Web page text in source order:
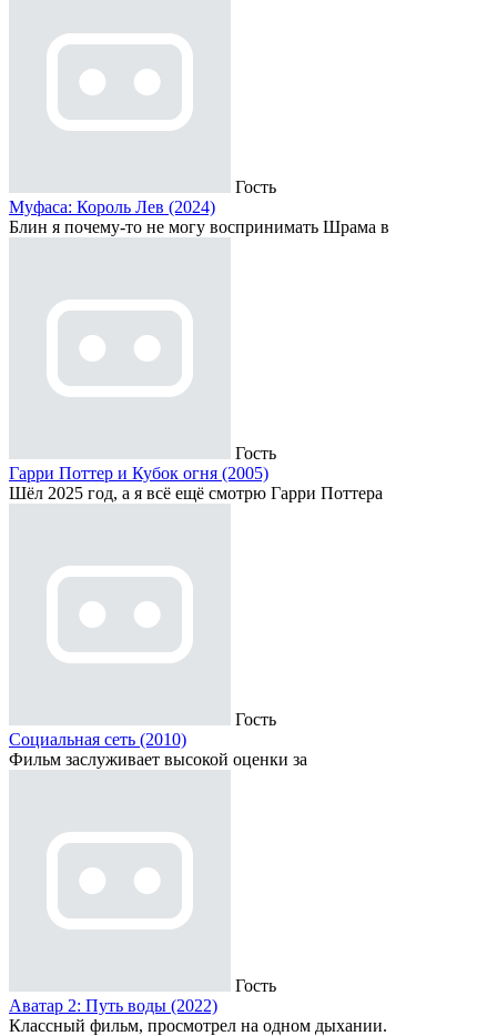
Гость
Муфаса: Король Лев (2024)
Блин я почему-то не могу воспринимать Шрама в
Гость
Гарри Поттер и Кубок огня (2005)
Шёл 2025 год, а я всё ещё смотрю Гарри Поттера
Гость
Социальная сеть (2010)
Фильм заслуживает высокой оценки за
Гость
Аватар 2: Путь воды (2022)
Классный фильм, просмотрел на одном дыхании.